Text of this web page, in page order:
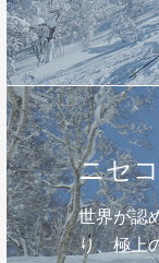
ニセ
世界が認
り、極上